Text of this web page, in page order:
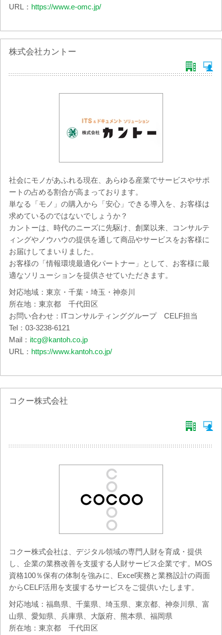
URL： https://www.e-omc.jp/
株式会社カントー
社会にモノがあふれる現在、あらゆる産業でサービスやサポ
ートの占める割合が高まっております。
単なる「モノ」の購入から「安心」できる導入を、お客様は
求めているのではないでしょうか？
カントーは、時代のニーズに先駆け、創業以来、コンサルテ
ィングやノウハウの提供を通して商品やサービスをお客様に
お届けしてまいりました。
お客様の「情報環境最適化パートナー」として、お客様に最
適なソリューションを提供させていただきます。
対応地域：東京・千葉・埼玉・神奈川
所在地：東京都 千代田区
お問い合わせ：ITコンサルティンググループ CELF担当
Tel：03-3238-6121
Mail： itcg@kantoh.co.jp
URL： https://www.kantoh.co.jp/
コクー株式会社
コクー株式会社は、デジタル領域の専門人財を育成・提供
し、企業の業務改善を支援する人財サービス企業です。MOS
資格100％保有の体制を強みに、Excel実務と業務設計の両面
からCELF活用を支援するサービスをご提供いたします。
対応地域：福島県、千葉県、埼玉県、東京都、神奈川県、富
山県、愛知県、兵庫県、大阪府、熊本県、福岡県
所在地：東京都 千代田区